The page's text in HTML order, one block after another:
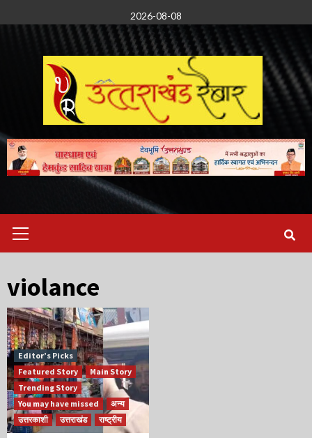
to
2026-08-08
Menu
violance
Editor’s Picks
Featured Story
Main Story
Trending Story
You may have missed
अन्य
उत्तरकाशी
उत्तराखंड राष्ट्रीय